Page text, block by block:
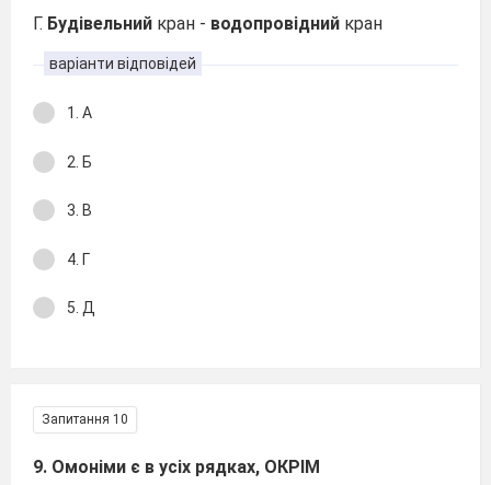
Г. Будівельний кран - водопровідний кран
варіанти відповідей
1. А
2. Б
3. В
4. Г
5. Д
Запитання 10
9. Омоніми є в усіх рядках, ОКРІМ